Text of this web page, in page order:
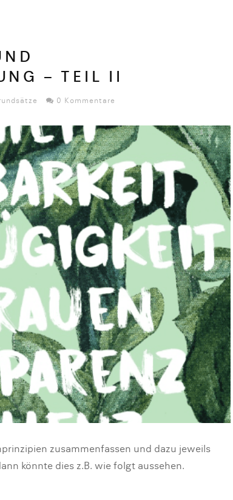
– TEIL II
0 Kommentare
zusammenfassen und dazu jeweils
könnte dies z.B. wie folgt aussehen.